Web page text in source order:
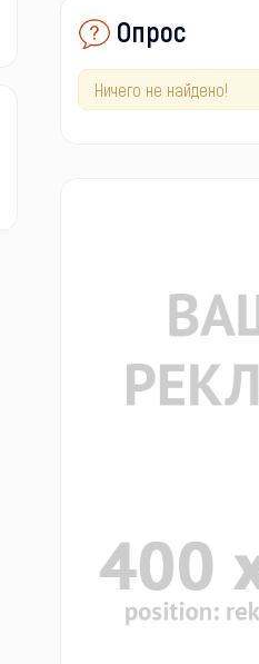
Опрос
Ничего не найдено!